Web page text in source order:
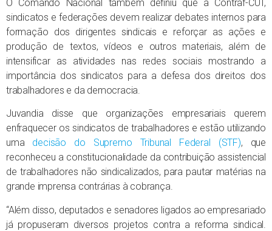
O Comando Nacional também definiu que a Contraf-CUT,
sindicatos e federações devem realizar debates internos para
formação dos dirigentes sindicais e reforçar as ações e
produção de textos, vídeos e outros materiais, além de
intensificar as atividades nas redes sociais mostrando a
importância dos sindicatos para a defesa dos direitos dos
trabalhadores e da democracia.
Juvandia disse que organizações empresariais querem
enfraquecer os sindicatos de trabalhadores e estão utilizando
uma decisão do Supremo Tribunal Federal (STF), que
reconheceu a constitucionalidade da contribuição assistencial
de trabalhadores não sindicalizados, para pautar matérias na
grande imprensa contrárias à cobrança.
“Além disso, deputados e senadores ligados ao empresariado
já propuseram diversos projetos contra a reforma sindical.